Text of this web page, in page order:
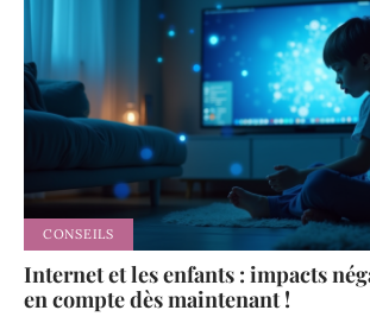
CONSEILS
Internet et les enfants : impacts
en compte dès maintenant !